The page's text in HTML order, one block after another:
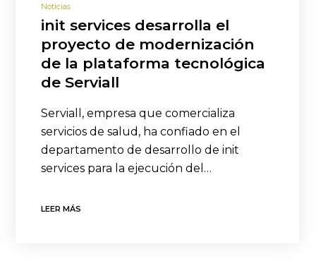
Noticias
init services desarrolla el
proyecto de modernización
de la plataforma tecnológica
de Serviall
Serviall, empresa que comercializa
servicios de salud, ha confiado en el
departamento de desarrollo de init
services para la ejecución del…
LEER MÁS